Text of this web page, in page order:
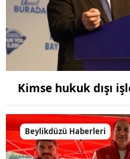
Kimse hukuk dışı
Beylikdüzü Haberleri